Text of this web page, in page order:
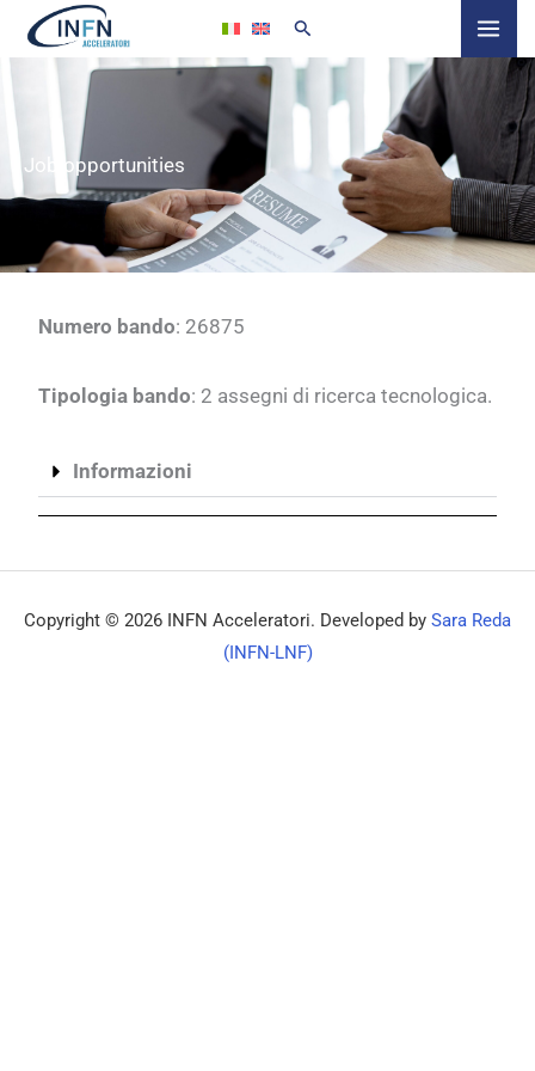
Skip
to
content
Job opportunities
Numero bando: 26875
Tipologia bando: 2 assegni di ricerca tecnologica.
Informazioni
Copyright © 2026 INFN Acceleratori. Developed by Sara Reda
(INFN-LNF)